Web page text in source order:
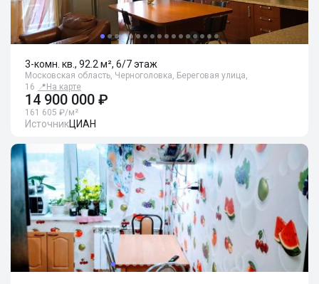
3-комн. кв., 92.2 м², 6/7 этаж
Московская область, Черноголовка, Береговая улица,
16 📍 На карте
14 900 000 ₽
161 605 ₽/м²
ИсточникЦИАН